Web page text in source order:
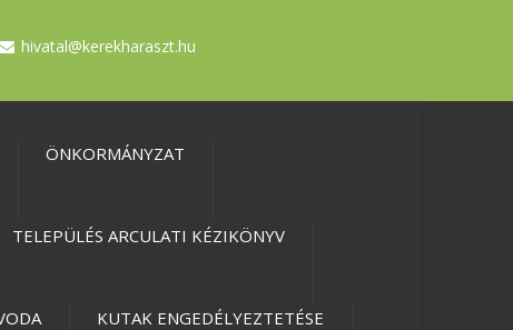
hivatal@kerekharaszt.hu
ÖNKORMÁNYZAT
TELEPÜLÉS ARCULATI KÉZIKÖNYV
KUTAK ENGEDÉLYEZTETÉSE